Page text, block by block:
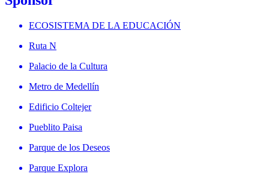
ECOSISTEMA DE LA EDUCACIÓN
Ruta N
Palacio de la Cultura
Metro de Medellín
Edificio Coltejer
Pueblito Paisa
Parque de los Deseos
Parque Explora